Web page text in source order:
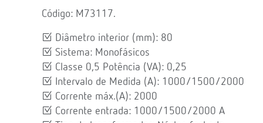
Código: M73117.
Diâmetro interior (mm): 80
Sistema: Monofásicos
Classe 0,5 Potência (VA): 0,25
Intervalo de Medida (A): 1000/1500/2000
Corrente máx.(A): 2000
Corrente entrada: 1000/1500/2000 A